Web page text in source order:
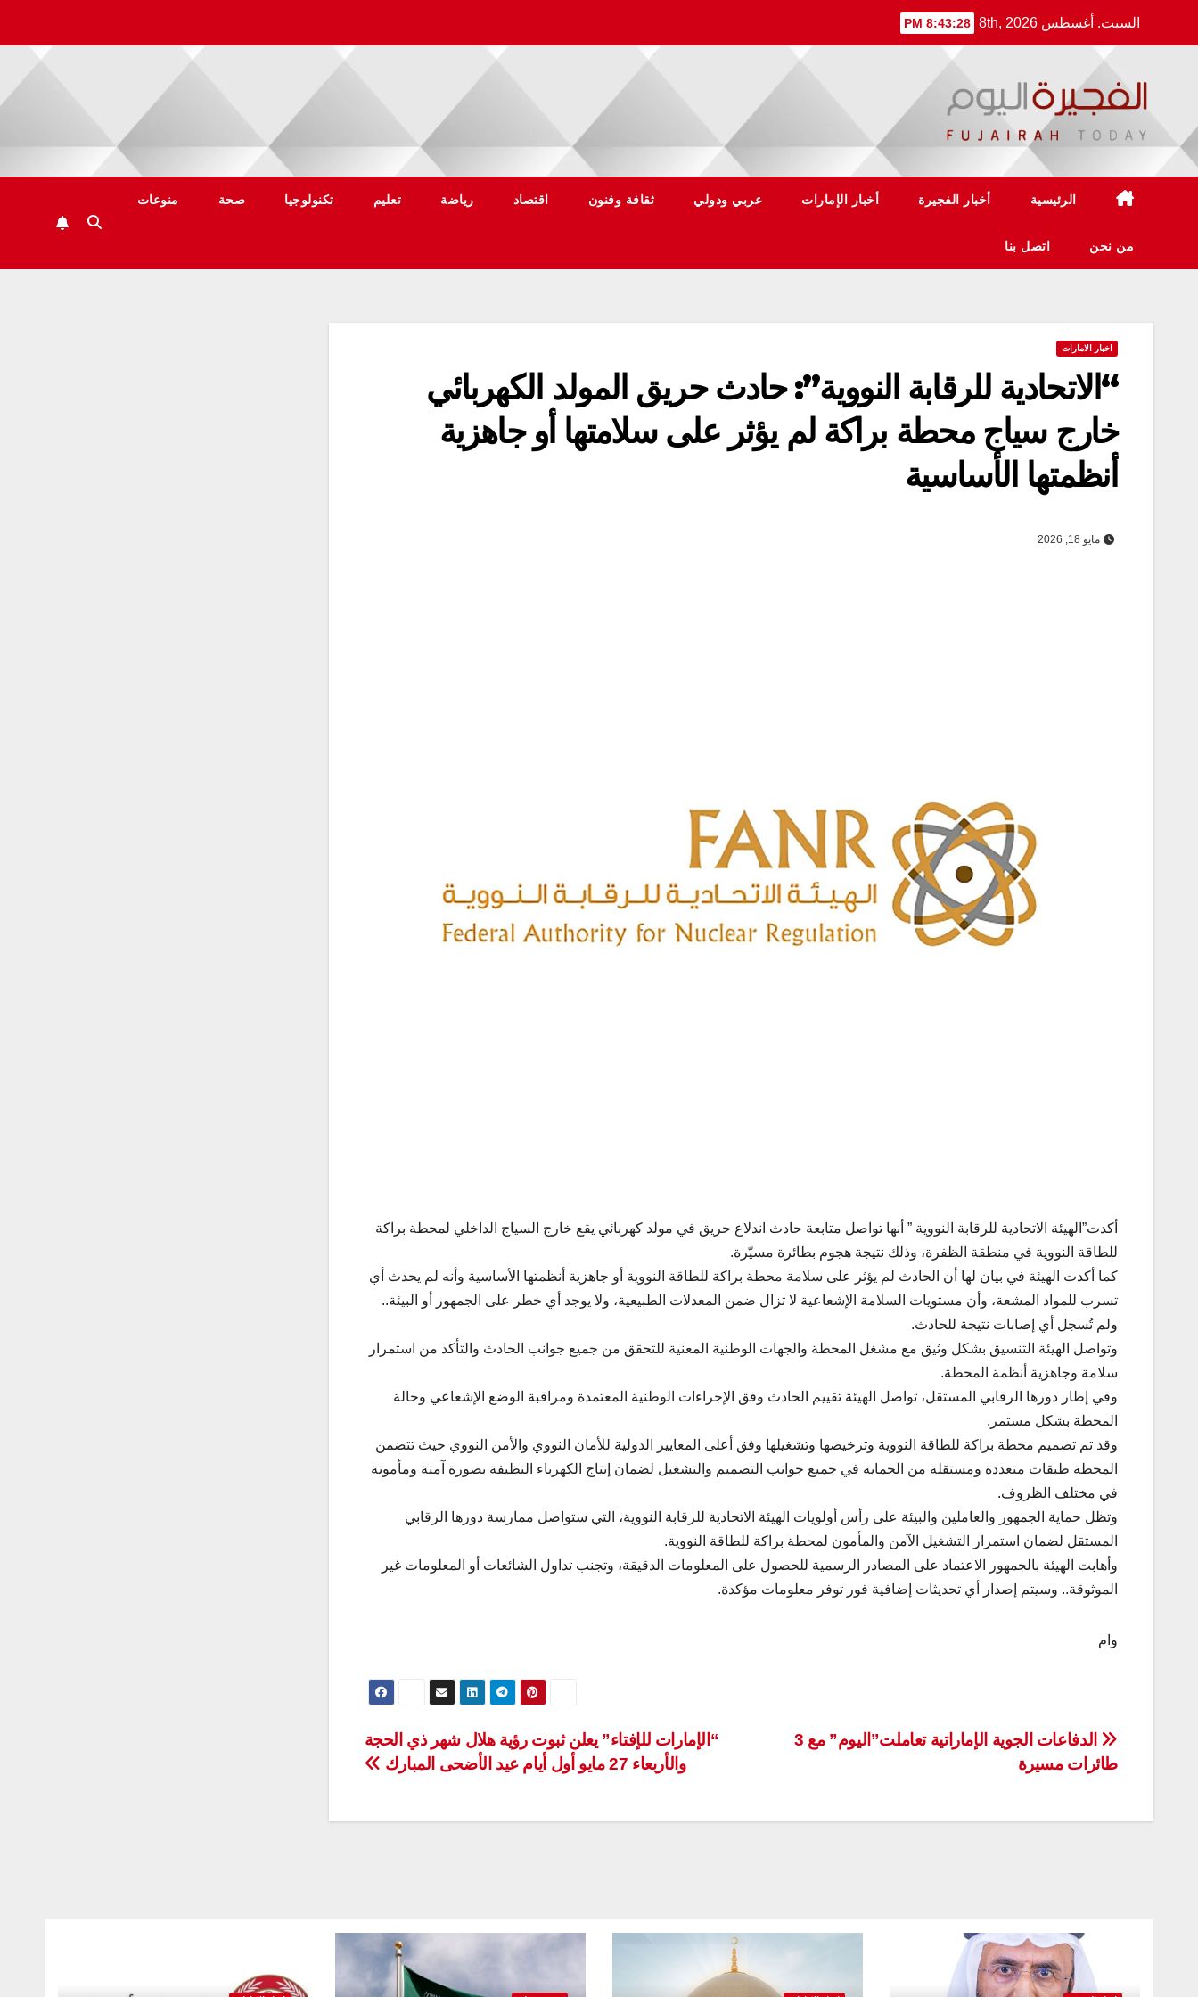
السبت. أغسطس 8th, 2026 8:43:29 PM
الرئيسية أخبار الفجيرة أخبار الإمارات عربي ودولي ثقافة وفنون اقتصاد رياضة تعليم تكنولوجيا صحة منوعات
من نحن اتصل بنا
اخبار الامارات
“الاتحادية للرقابة النووية”: حادث حريق المولد الكهربائي
خارج سياج محطة براكة لم يؤثر على سلامتها أو جاهزية
أنظمتها الأساسية
مايو 18, 2026
أكدت”الهيئة الاتحادية للرقابة النووية ” أنها تواصل متابعة حادث اندلاع حريق في مولد كهربائي يقع خارج السياج الداخلي لمحطة براكة
للطاقة النووية في منطقة الظفرة، وذلك نتيجة هجوم بطائرة مسيّرة.
كما أكدت الهيئة في بيان لها أن الحادث لم يؤثر على سلامة محطة براكة للطاقة النووية أو جاهزية أنظمتها الأساسية وأنه لم يحدث أي
تسرب للمواد المشعة، وأن مستويات السلامة الإشعاعية لا تزال ضمن المعدلات الطبيعية، ولا يوجد أي خطر على الجمهور أو البيئة..
ولم تُسجل أي إصابات نتيجة للحادث.
وتواصل الهيئة التنسيق بشكل وثيق مع مشغل المحطة والجهات الوطنية المعنية للتحقق من جميع جوانب الحادث والتأكد من استمرار
سلامة وجاهزية أنظمة المحطة.
وفي إطار دورها الرقابي المستقل، تواصل الهيئة تقييم الحادث وفق الإجراءات الوطنية المعتمدة ومراقبة الوضع الإشعاعي وحالة
المحطة بشكل مستمر.
وقد تم تصميم محطة براكة للطاقة النووية وترخيصها وتشغيلها وفق أعلى المعايير الدولية للأمان النووي والأمن النووي حيث تتضمن
المحطة طبقات متعددة ومستقلة من الحماية في جميع جوانب التصميم والتشغيل لضمان إنتاج الكهرباء النظيفة بصورة آمنة ومأمونة
في مختلف الظروف.
وتظل حماية الجمهور والعاملين والبيئة على رأس أولويات الهيئة الاتحادية للرقابة النووية، التي ستواصل ممارسة دورها الرقابي
المستقل لضمان استمرار التشغيل الآمن والمأمون لمحطة براكة للطاقة النووية.
وأهابت الهيئة بالجمهور الاعتماد على المصادر الرسمية للحصول على المعلومات الدقيقة، وتجنب تداول الشائعات أو المعلومات غير
الموثوقة.. وسيتم إصدار أي تحديثات إضافية فور توفر معلومات مؤكدة.
وام
تصفّح
المقالات
“الإمارات للإفتاء” يعلن ثبوت رؤية هلال شهر ذي الحجة
والأربعاء 27 مايو أول أيام عيد الأضحى المبارك
الدفاعات الجوية الإماراتية تعاملت”اليوم” مع 3
طائرات مسيرة